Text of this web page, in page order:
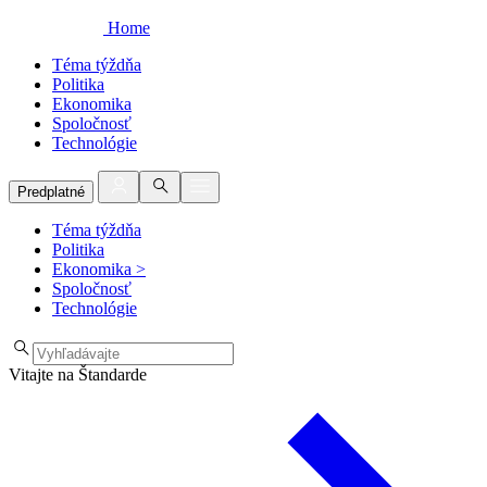
Home
Téma týždňa
Politika
Ekonomika
Spoločnosť
Technológie
Predplatné
Téma týždňa
Politika
Ekonomika >
Spoločnosť
Technológie
Vitajte na Štandarde